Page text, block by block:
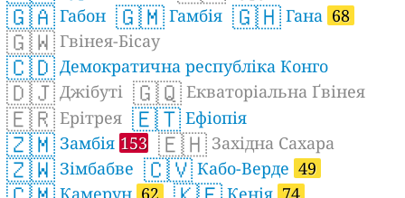
🇬🇦 Габон 🇬🇲 Гамбія 🇬🇭 Гана 68
🇬🇼 Гвінея-Бісау
🇨🇩 Демократична республіка Конго
🇩🇯 Джібуті 🇬🇶 Екваторіальна Ґвінея
🇪🇷 Ерітрея 🇪🇹 Ефіопія
🇿🇲 Замбія 153 🇪🇭 Західна Сахара
🇿🇼 Зімбабве 🇨🇻 Кабо-Верде 49
Камерун 62 Кенія 74